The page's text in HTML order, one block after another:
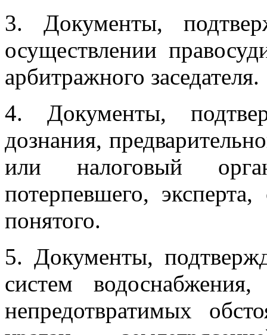
3. Документы,
осуществлении
арбитражного заседателя.
4. Документы,
дознания,
или налоговый
потерпевшего,
понятого.
5. Документы,
систем
непредотвратимых